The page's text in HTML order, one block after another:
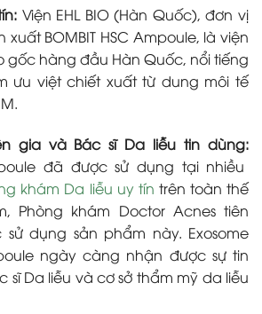
Viện EHL BIO (Hàn Quốc), đơn vị
BOMBIT HSC Ampoule, là viện
gốc hàng đầu Hàn Quốc, nổi tiếng
ưu việt chiết xuất từ dung môi tế
gia và Bác sĩ Da liễu tin dùng:
đã được sử dụng tại nhiều
khám Da liễu uy tín trên toàn thế
Phòng khám Doctor Acnes tiên
dụng sản phẩm này. Exosome
ngày càng nhận được sự tin
sĩ Da liễu và cơ sở thẩm mỹ da liễu